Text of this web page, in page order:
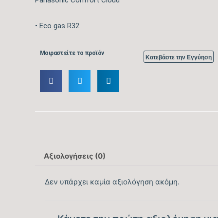
• Eco gas R32
Μοιραστείτε το προϊόν
Κατεβάστε την Εγγύηση
Αξιολογήσεις (0)
Δεν υπάρχει καμία αξιολόγηση ακόμη.